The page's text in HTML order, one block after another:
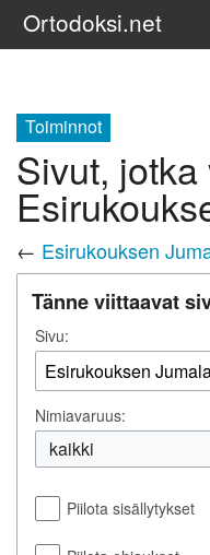
Ortodoksi.net
Toiminnot
Sivut,
← Esirukouksen
Tänne viittaavat
Sivu:
Nimiavaruus:
kaikki
Piilota sisällytykset